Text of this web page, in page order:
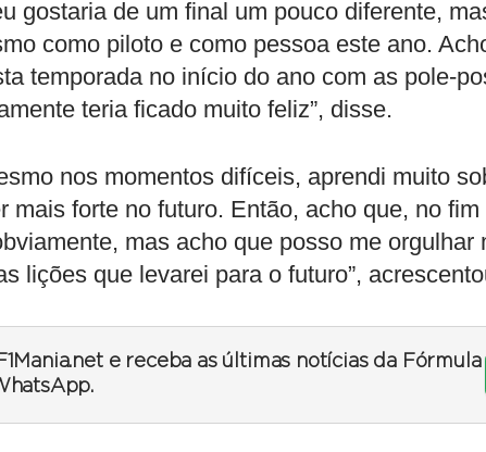
gostaria de um final um pouco diferente,
como piloto e como pessoa este ano.
temporada no início do ano com as pole-
teria ficado muito feliz”, disse.
nos momentos difíceis, aprendi muito
mais forte no futuro. Então, acho que, no
mas acho que posso me orgulhar
lições que levarei para o futuro”,
e receba as últimas notícias da Fórmula